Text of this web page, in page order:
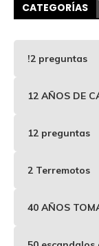
CATEGORÍAS
!2 preguntas
12 AÑOS DE
12 preguntas
2 Terremotos
40 AÑOS